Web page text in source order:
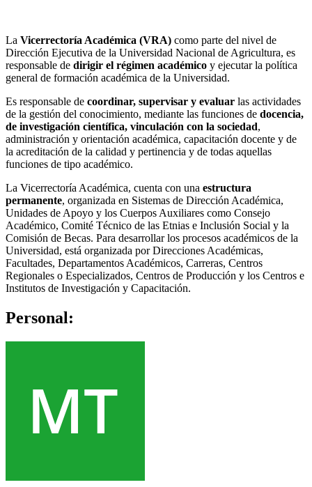
La Vicerrectoría Académica (VRA) como parte del nivel de
Dirección Ejecutiva de la Universidad Nacional de Agricultura, es
responsable de dirigir el régimen académico y ejecutar la política
general de formación académica de la Universidad.
Es responsable de coordinar, supervisar y evaluar las actividades
de la gestión del conocimiento, mediante las funciones de docencia,
de investigación científica, vinculación con la sociedad,
administración y orientación académica, capacitación docente y de
la acreditación de la calidad y pertinencia y de todas aquellas
funciones de tipo académico.
La Vicerrectoría Académica, cuenta con una estructura
permanente, organizada en Sistemas de Dirección Académica,
Unidades de Apoyo y los Cuerpos Auxiliares como Consejo
Académico, Comité Técnico de las Etnias e Inclusión Social y la
Comisión de Becas. Para desarrollar los procesos académicos de la
Universidad, está organizada por Direcciones Académicas,
Facultades, Departamentos Académicos, Carreras, Centros
Regionales o Especializados, Centros de Producción y los Centros e
Institutos de Investigación y Capacitación.
Personal: